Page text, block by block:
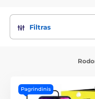
Filtras
Pagrindinis